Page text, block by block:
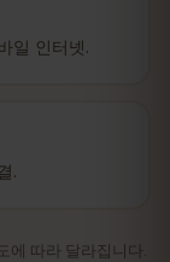
일 인터넷.
.
에 따라 달라집니다.